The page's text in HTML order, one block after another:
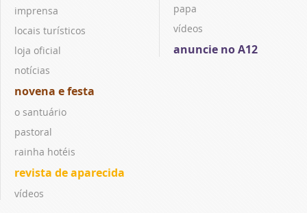
imprensa
locais turísticos
loja oficial
notícias
novena e festa
o santuário
pastoral
rainha hotéis
revista de aparecida
vídeos
papa
vídeos
anuncie no A12